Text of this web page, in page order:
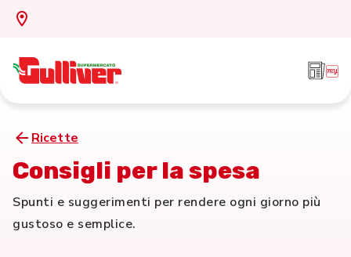
Ricette
Consigli per la spesa
Spunti e suggerimenti per rendere ogni giorno più
gustoso e semplice.